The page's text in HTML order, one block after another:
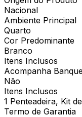
Nacional
Ambiente Principal
Quarto
Cor Predominante
Branco
Itens Inclusos
Acompanha
Não
Itens Inclusos
1 Penteadeira, Kit
Termo de Garantia